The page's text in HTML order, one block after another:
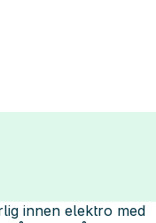
innen elektro med